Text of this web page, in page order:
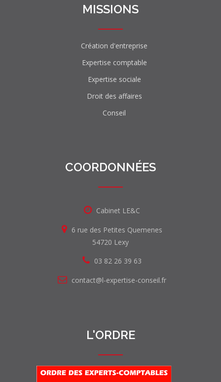
MISSIONS
Création d'entreprise
Expertise comptable
Expertise sociale
Droit des affaires
Conseil
COORDONNÉES
Cabinet LE&C
6 rue des Petites Quemenes
54720 Lexy
03 82 26 39 63
contact@l-expertise-conseil.fr
L'ORDRE